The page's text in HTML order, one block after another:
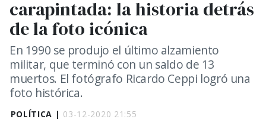
POLÍTICA | 03-12-2020 21:55
carapintada: la historia detrás
de la foto icónica
En 1990 se produjo el último alzamiento
militar, que terminó con un saldo de 13
muertos. El fotógrafo Ricardo Ceppi logró una
foto histórica.